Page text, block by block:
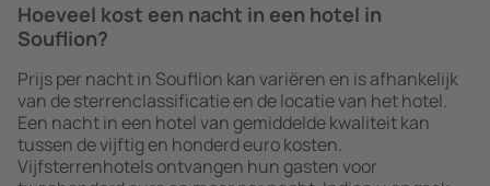
Hoeveel kost een nacht in een hotel in
Souflion?
Prijs per nacht in Souflion kan variëren en is afhankelijk
van de sterrenclassificatie en de locatie van het hotel.
Een nacht in een hotel van gemiddelde kwaliteit kan
tussen de vijftig en honderd euro kosten.
Vijfsterrenhotels ontvangen hun gasten voor